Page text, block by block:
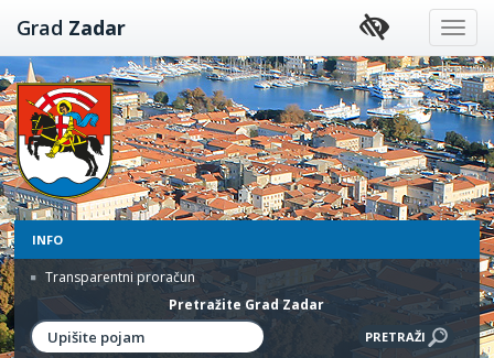
Preskoči
na
sadržaj
Grad Zadar
INFO
Transparentni proračun
Pretražite Grad Zadar